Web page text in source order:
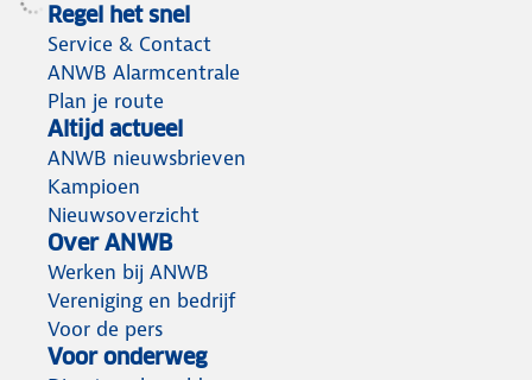
Regel het snel
Service & Contact
ANWB Alarmcentrale
Plan je route
Altijd actueel
ANWB nieuwsbrieven
Kampioen
Nieuwsoverzicht
Over ANWB
Werken bij ANWB
Vereniging en bedrijf
Voor de pers
Voor onderweg